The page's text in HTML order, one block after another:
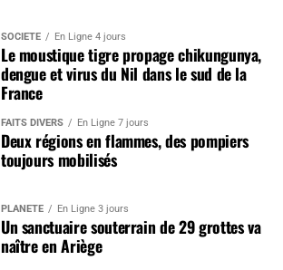
SOCIÉTÉ En Ligne 4 jours
Le moustique tigre propage chikungunya,
dengue et virus du Nil dans le sud de la
France
FAITS DIVERS En Ligne 7 jours
Deux régions en flammes, des pompiers
toujours mobilisés
PLANÈTE En Ligne 3 jours
Un sanctuaire souterrain de 29 grottes va
naître en Ariège